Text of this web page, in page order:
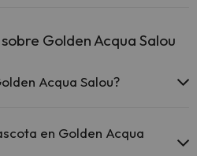
Golden Acqua Salou
Acqua Salou?
Wi-Fi gratuito en zonas
en Golden Acqua